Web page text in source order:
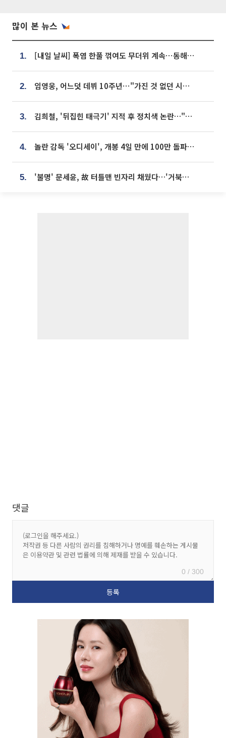
많이 본 뉴스
1. [내일 날씨] 폭염 한풀 꺾여도 무더위 계속⋯동해안 이틀 연속 비
2. 임영웅, 어느덧 데뷔 10주년⋯"가진 것 없던 시절, 내 앞엔 20명의 팬뿐"
3. 김희철, '뒤집힌 태극기' 지적 후 정치색 논란…"좌우 떠나 우리나라 국기"
4. 놀란 감독 '오디세이', 개봉 4일 만에 100만 돌파⋯'왕사남' 보다 빠르다
5. '불명' 문세윤, 故 터틀맨 빈자리 채웠다…'거북이' 눈물의 최종 우승
댓글
0 / 300